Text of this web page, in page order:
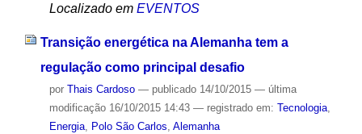
Localizado em EVENTOS
Transição energética na Alemanha tem a
regulação como principal desafio
por Thais Cardoso — publicado14/10/2015 — última
modificação16/10/2015 14:43 — registrado em: Tecnologia,
Energia, Polo São Carlos, Alemanha